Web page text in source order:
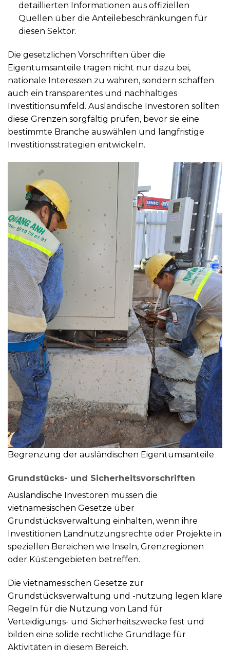
detaillierten Informationen aus offiziellen
Quellen über die Anteilebeschränkungen für
diesen Sektor.
Die gesetzlichen Vorschriften über die
Eigentumsanteile tragen nicht nur dazu bei,
nationale Interessen zu wahren, sondern schaffen
auch ein transparentes und nachhaltiges
Investitionsumfeld. Ausländische Investoren sollten
diese Grenzen sorgfältig prüfen, bevor sie eine
bestimmte Branche auswählen und langfristige
Investitionsstrategien entwickeln.
Begrenzung der ausländischen Eigentumsanteile
Grundstücks- und Sicherheitsvorschriften
Ausländische Investoren müssen die
vietnamesischen Gesetze über
Grundstücksverwaltung einhalten, wenn ihre
Investitionen Landnutzungsrechte oder Projekte in
speziellen Bereichen wie Inseln, Grenzregionen
oder Küstengebieten betreffen.
Die vietnamesischen Gesetze zur
Grundstücksverwaltung und -nutzung legen klare
Regeln für die Nutzung von Land für
Verteidigungs- und Sicherheitszwecke fest und
bilden eine solide rechtliche Grundlage für
Aktivitäten in diesem Bereich.